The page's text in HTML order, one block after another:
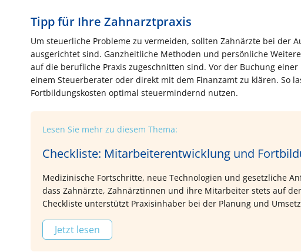
Tipp für Ihre Zahnarztpraxis
Um steuerliche Probleme zu vermeiden, sollten Zahnärzte bei der
ausgerichtet sind. Ganzheitliche Methoden und persönliche
auf die berufliche Praxis zugeschnitten sind. Vor der Buchung
einem Steuerberater oder direkt mit dem Finanzamt zu klären. So
Fortbildungskosten optimal steuermindernd nutzen.
Lesen Sie mehr zu diesem Thema:
Checkliste: Mitarbeiterentwicklung und
Medizinische Fortschritte, neue Technologien und gesetzliche
dass Zahnärzte, Zahnärztinnen und ihre Mitarbeiter stets auf
Checkliste unterstützt Praxisinhaber bei der Planung und
Jetzt lesen